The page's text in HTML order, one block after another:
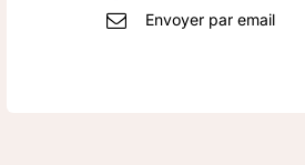
Envoyer par email